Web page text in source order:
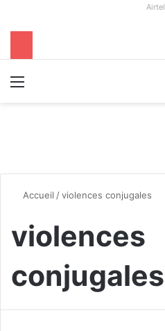
Airtel
Accueil /violences conjugales
violences
conjugales